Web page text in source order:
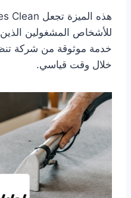
للأشخاص المشغولين
خدمة موثوقة من شركة
خلال وقت قياسي.